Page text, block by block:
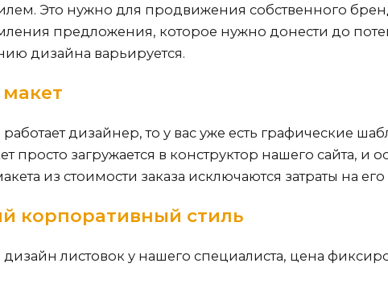
Это нужно для продвижения собственного
предложения, которое нужно донести до
дизайна варьируется.
дизайнер, то у вас уже есть графические
загружается в конструктор нашего сайта, и
из стоимости заказа исключаются затраты на
корпоративный стиль
дизайн листовок у нашего специалиста, цена